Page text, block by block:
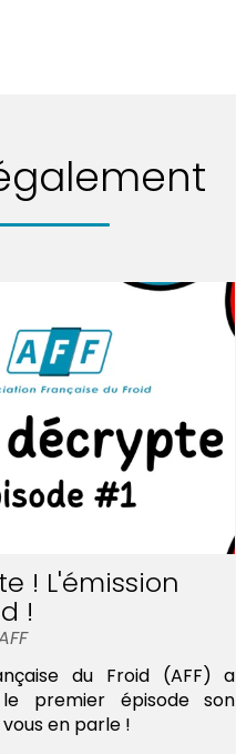
! L'émission
!
du Froid (AFF) a
premier épisode son
en parle !